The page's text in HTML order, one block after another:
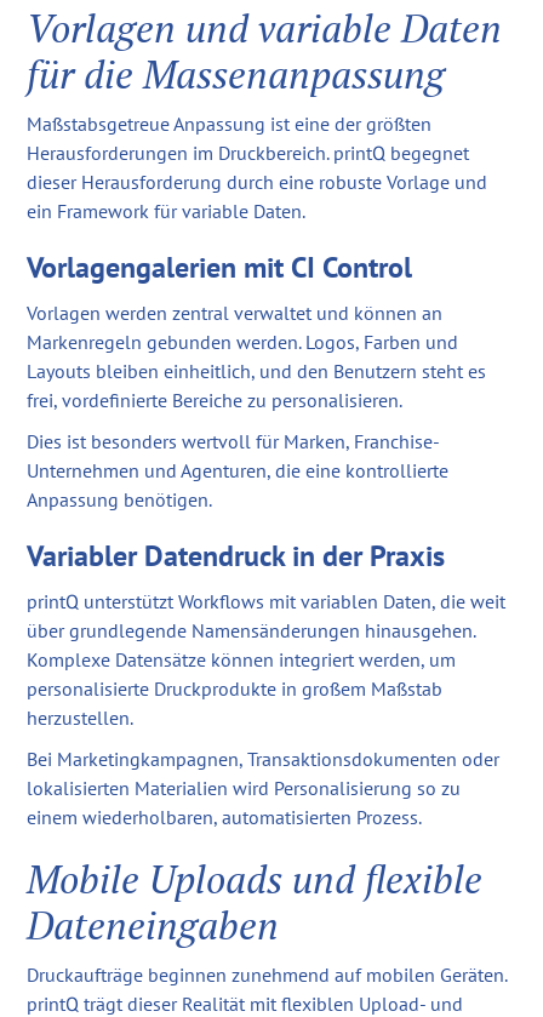
Vorlagen und variable Daten
für die Massenanpassung
Maßstabsgetreue Anpassung ist eine der größten
Herausforderungen im Druckbereich. printQ begegnet
dieser Herausforderung durch eine robuste Vorlage und
ein Framework für variable Daten.
Vorlagengalerien mit CI Control
Vorlagen werden zentral verwaltet und können an
Markenregeln gebunden werden. Logos, Farben und
Layouts bleiben einheitlich, und den Benutzern steht es
frei, vordefinierte Bereiche zu personalisieren.
Dies ist besonders wertvoll für Marken, Franchise-
Unternehmen und Agenturen, die eine kontrollierte
Anpassung benötigen.
Variabler Datendruck in der Praxis
printQ unterstützt Workflows mit variablen Daten, die weit
über grundlegende Namensänderungen hinausgehen.
Komplexe Datensätze können integriert werden, um
personalisierte Druckprodukte in großem Maßstab
herzustellen.
Bei Marketingkampagnen, Transaktionsdokumenten oder
lokalisierten Materialien wird Personalisierung so zu
einem wiederholbaren, automatisierten Prozess.
Mobile Uploads und flexible
Dateneingaben
Druckaufträge beginnen zunehmend auf mobilen Geräten.
printQ trägt dieser Realität mit flexiblen Upload- und